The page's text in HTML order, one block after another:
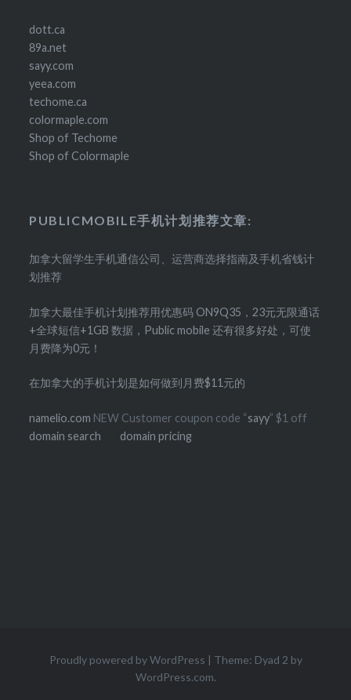
dott.ca
89a.net
sayy.com
yeea.com
techome.ca
colormaple.com
Shop of Techome
Shop of Colormaple
PUBLICMOBILE手机计划推荐文章:
加拿大留学生手机通信公司、运营商选择指南及手机省钱计
划推荐
加拿大最佳手机计划推荐用优惠码 ON9Q35，23元无限通话
+全球短信+1GB 数据，Public mobile 还有很多好处，可使
月费降为0元！
在加拿大的手机计划是如何做到月费$11元的
namelio.com NEW Customer coupon code “sayy” $1 off
domain search
domain pricing
Proudly powered by WordPress | Theme: Dyad 2 by
WordPress.com.